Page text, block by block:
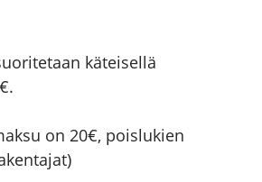
käteisellä
on 20€, poislukien